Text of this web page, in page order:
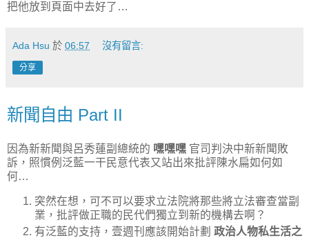
把他放到頁面中去好了…
Ada Hsu 於 06:57 沒有留言:
分享
新聞自由 Part II
因為新新聞與呂秀蓮副總統的 嘿嘿嘿 官司判決中新新聞敗
訴，照慣例泛藍一干民意代表又站出來批評陳水扁如何如
何…
突然在想，可不可以要求立法院將那些將立法審查當副
業，批評做正職的民代們獨立到新的機構去啊？
有泛藍的支持，壹週刊應該開始計劃 政治人物私生活之